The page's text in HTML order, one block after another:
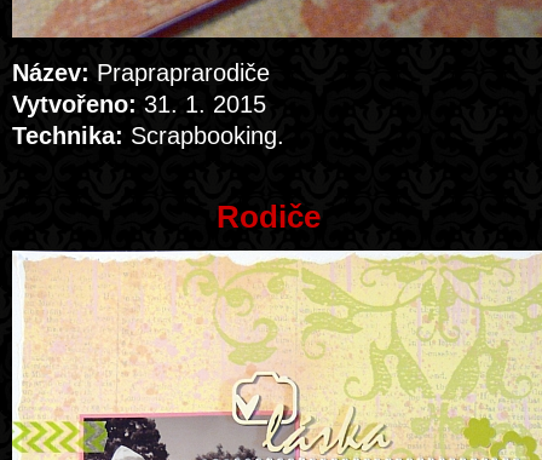
Název: Prapraprarodiče
Vytvořeno: 31. 1. 2015
Technika: Scrapbooking.
Rodiče